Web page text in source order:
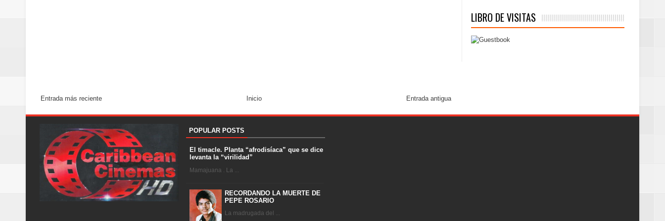
Entrada más reciente Entrada antigua
Inicio
LIBRO DE VISITAS
POPULAR POSTS
El timacle. Planta “afrodisíaca” que se dice
levanta la “virilidad”
Mamajuana . La ...
RECORDANDO LA MUERTE DE
PEPE ROSARIO
La madrugada del ...